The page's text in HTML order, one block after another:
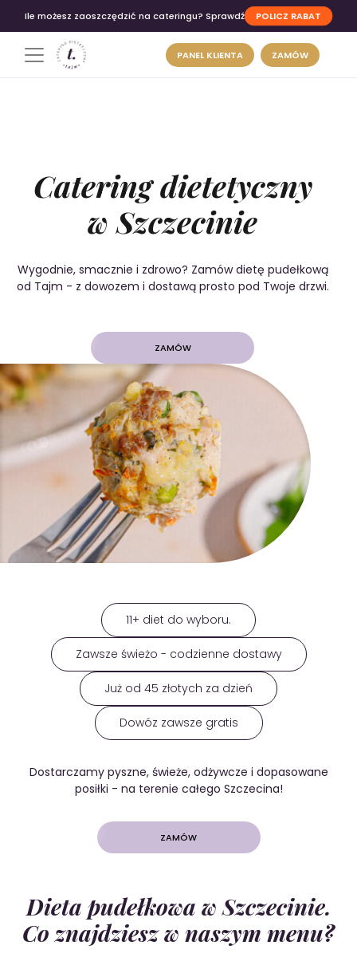
Ile możesz zaoszczędzić na cateringu? Sprawdź POLICZ RABAT
PANEL KLIENTA ZAMÓW
GOTOWA DIETA WYBÓR MENU PAKIETY MEDYCZNE
Catering dietetyczny
w Szczecinie
Wygodnie, smacznie i zdrowo? Zamów dietę pudełkową
od Tajm - z dowozem i dostawą prosto pod Twoje drzwi.
ZAMÓW
11+ diet do wyboru.
Zawsze świeżo - codzienne dostawy
Już od 45 złotych za dzień
Dowóz zawsze gratis
Dostarczamy pyszne, świeże, odżywcze i dopasowane
posiłki - na terenie całego Szczecina!
ZAMÓW
Dieta pudełkowa w Szczecinie.
Co znajdziesz w naszym menu?